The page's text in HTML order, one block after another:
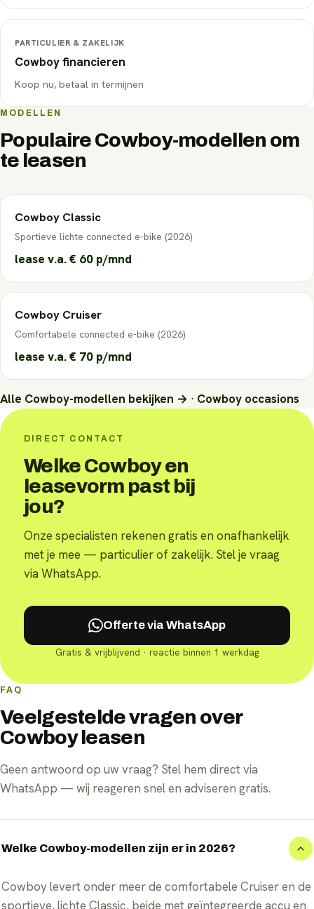
PARTICULIER & ZAKELIJK
Cowboyfinancieren
Koop nu, betaal in termijnen
MODELLEN
PopulaireCowboy-modellen om
te leasen
Cowboy Classic
Sportieve lichte connected e-bike (2026)
lease v.a.€ 60 p/mnd
Cowboy Cruiser
Comfortabele connected e-bike (2026)
lease v.a.€ 70 p/mnd
Alle Cowboy-modellen bekijken → · Cowboy occasions
DIRECT CONTACT
Welke Cowboy en
leasevorm past bij
jou?
Onze specialisten rekenen gratis en onafhankelijk
met je mee — particulier of zakelijk. Stel je vraag
via WhatsApp.
Offerte via WhatsApp
Gratis & vrijblijvend · reactie binnen 1 werkdag
FAQ
Veelgestelde vragen over
Cowboy leasen
Geen antwoord op uw vraag? Stel hem direct via
WhatsApp — wij reageren snel en adviseren gratis.
Welke Cowboy-modellen zijn er in 2026?
Cowboy levert onder meer de comfortabele Cruiser en de
sportieve, lichte Classic, beide met geïntegreerde accu en